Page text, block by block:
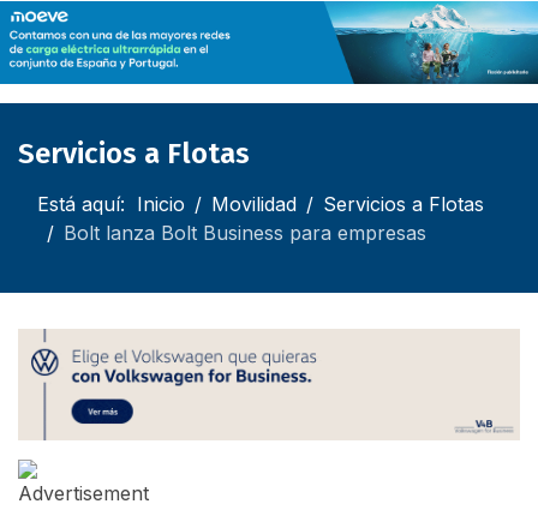
Servicios a Flotas
Está aquí: Inicio Movilidad
Servicios a Flotas
Bolt lanza Bolt Business para empresas